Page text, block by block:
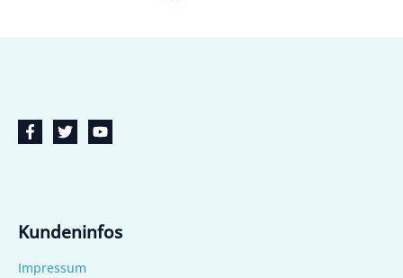
Kundeninfos
Impressum